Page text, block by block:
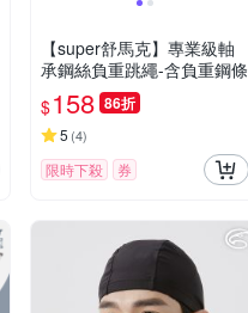
【super舒馬克】專業級軸
承鋼絲負重跳繩-含負重鋼條
$158 86折
5 (4)
限時下殺 券